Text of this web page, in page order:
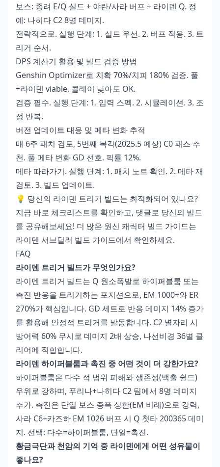
보스: 종려 E/Q 실드 + 야란/사라 버프 + 라이덴 Q. 정
예: 나히다 C2 8명 데미지.
전략적으로. 실행 단계: 1. 실드 우선. 2. 버프 적용. 3. 트
리거 순서.
DPS 계산기 활용 및 빌드 검증 방법
Genshin Optimizer로 치확 70%/치피 180% 검증. 풀
+라이덴 viable, 콜레이 낮아도 OK.
검증 필수. 실행 단계: 1. 입력 스펙. 2. 시뮬레이션. 3. 조
정 반복.
버전 업데이트 대응 및 메타 변화 추적
매 6주 패치 검토, 5번째 복각(2025.5 예상) C0 패스 추
천. 풀 메타 변화 GD 선호. 픽률 12%.
메타 따라가기. 실행 단계: 1. 패치 노트 확인. 2. 메타 재
검토. 3. 빌드 업데이트.
💡 당신의 라이덴 트리거 빌드는 최적화되어 있나요?
지금 바로 체크리스트를 확인하고, 댓글로 당신의 빌드
를 공유해보세요! 더 많은 원신 캐릭터 빌드 가이드는
라이덴 서브딜러 빌드 가이드에서 확인하세요.
FAQ
라이덴 트리거 빌드가 무엇인가요?
라이덴 트리거 빌드는 Q 원소폭발로 하이퍼블룸 또는
촉진 반응을 트리거하는 포지션으로, EM 1000+와 ER
270%가 핵심입니다. GD 세트로 반응 데미지 14% 증가
를 활용해 안정적 트리거를 발동합니다. C2 별자리 시
방어력 60% 무시로 데미지 2배 상승, 나선비경 36별 클
리어에 적합합니다.
라이덴 하이퍼블룸과 촉진 중 어떤 것이 더 강한가요?
하이퍼블룸은 다수 적 범위 피해와 생존성(백출 쉴드)
우위로 강하며, 푸리나+나히다 C2 팀에서 8명 데미지
추가. 촉진은 단일 보스 증폭 상한(EM 비례)으로 강력,
사라 C6+카즈하 EM 1026 버프 시 Q 첫타 200365 데미
지. 선택: 다수=하이퍼블룸, 단일=촉진.
황금극단과 천암의 기억 중 라이덴에게 어떤 성유물이
좋나요?